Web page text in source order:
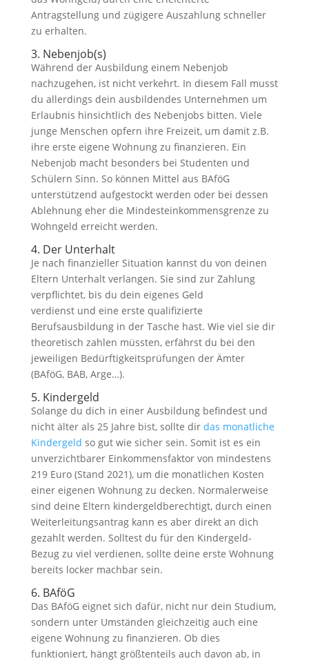
Antragstellung und zügigere Auszahlung schneller
zu erhalten.
3. Nebenjob(s)
Während der Ausbildung einem Nebenjob
nachzugehen, ist nicht verkehrt. In diesem Fall musst
du allerdings dein ausbildendes Unternehmen um
Erlaubnis hinsichtlich des Nebenjobs bitten. Viele
junge Menschen opfern ihre Freizeit, um damit z.B.
ihre erste eigene Wohnung zu finanzieren. Ein
Nebenjob macht besonders bei Studenten und
Schülern Sinn. So können Mittel aus BAföG
unterstützend aufgestockt werden oder bei dessen
Ablehnung eher die Mindesteinkommensgrenze zu
Wohngeld erreicht werden.
4. Der Unterhalt
Je nach finanzieller Situation kannst du von deinen
Eltern Unterhalt verlangen. Sie sind zur Zahlung
verpflichtet, bis du dein eigenes Geld
verdienst und eine erste qualifizierte
Berufsausbildung in der Tasche hast. Wie viel sie dir
theoretisch zahlen müssten, erfährst du bei den
jeweiligen Bedürftigkeitsprüfungen der Ämter
(BAföG, BAB, Arge…).
5. Kindergeld
Solange du dich in einer Ausbildung befindest und
nicht älter als 25 Jahre bist, sollte dir das monatliche
Kindergeld so gut wie sicher sein. Somit ist es ein
unverzichtbarer Einkommensfaktor von mindestens
219 Euro (Stand 2021), um die monatlichen Kosten
einer eigenen Wohnung zu decken. Normalerweise
sind deine Eltern kindergeldberechtigt, durch einen
Weiterleitungsantrag kann es aber direkt an dich
gezahlt werden. Solltest du für den Kindergeld-
Bezug zu viel verdienen, sollte deine erste Wohnung
bereits locker machbar sein.
6. BAföG
Das BAföG eignet sich dafür, nicht nur dein Studium,
sondern unter Umständen gleichzeitig auch eine
eigene Wohnung zu finanzieren. Ob dies
funktioniert, hängt größtenteils auch davon ab, in